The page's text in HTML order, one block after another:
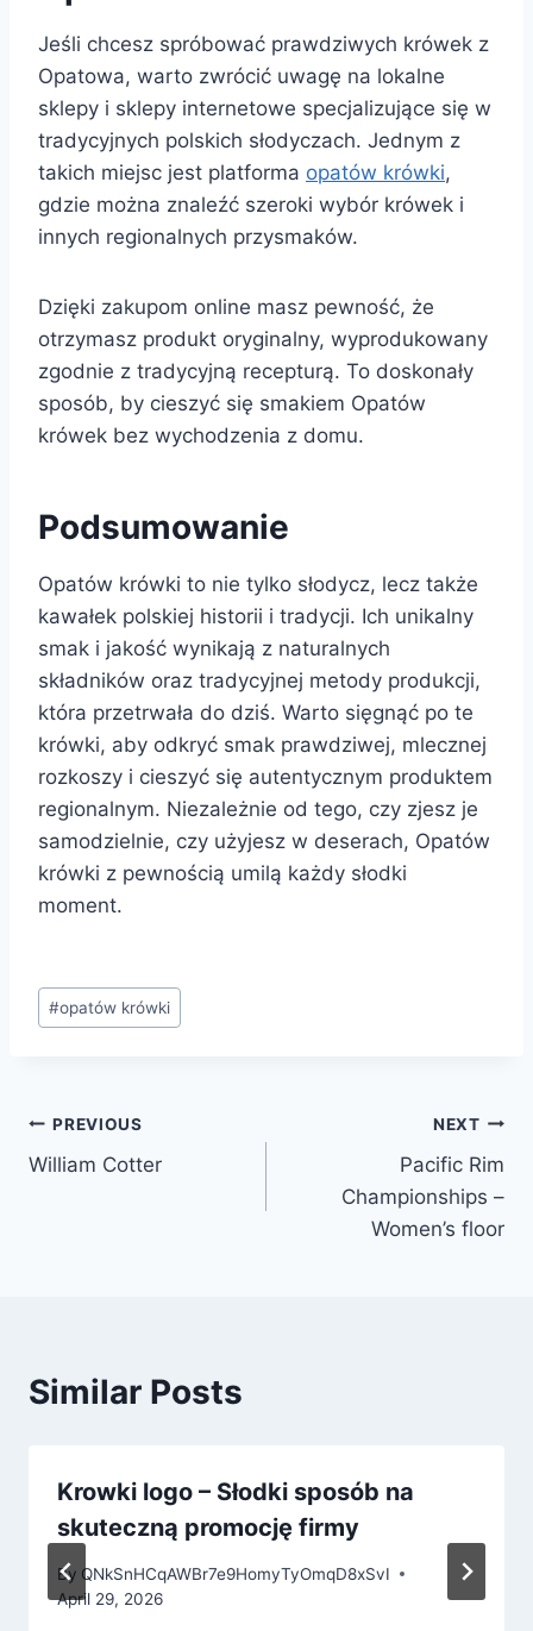
Jeśli chcesz spróbować prawdziwych krówek z
Opatowa, warto zwrócić uwagę na lokalne
sklepy i sklepy internetowe specjalizujące się w
tradycyjnych polskich słodyczach. Jednym z
takich miejsc jest platforma opatów krówki,
gdzie można znaleźć szeroki wybór krówek i
innych regionalnych przysmaków.
Dzięki zakupom online masz pewność, że
otrzymasz produkt oryginalny, wyprodukowany
zgodnie z tradycyjną recepturą. To doskonały
sposób, by cieszyć się smakiem Opatów
krówek bez wychodzenia z domu.
Podsumowanie
Opatów krówki to nie tylko słodycz, lecz także
kawałek polskiej historii i tradycji. Ich unikalny
smak i jakość wynikają z naturalnych
składników oraz tradycyjnej metody produkcji,
która przetrwała do dziś. Warto sięgnąć po te
krówki, aby odkryć smak prawdziwej, mlecznej
rozkoszy i cieszyć się autentycznym produktem
regionalnym. Niezależnie od tego, czy zjesz je
samodzielnie, czy użyjesz w deserach, Opatów
krówki z pewnością umilą każdy słodki
moment.
Post
Tags:
#opatów krówki
Post
navigation
PREVIOUS
William Cotter
NEXT
Pacific Rim
Championships –
Women’s floor
Similar Posts
Krowki logo – Słodki sposób na
skuteczną promocję firmy
By QNkSnHCqAWBr7e9HomyTyOmqD8xSvI
April 29, 2026